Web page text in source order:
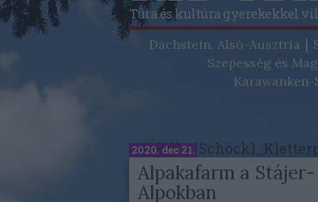
Túra és kultúra gyerekekkel
Dachstein, Alsó-Ausztria
Szepesség és
Karawanken-
Címkék»
2020. dec 21.
Alpakafarm a Stájer-
Alpokban